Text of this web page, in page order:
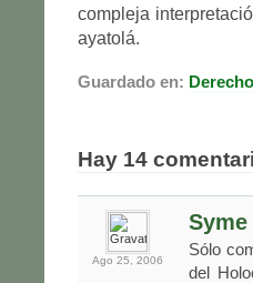
compleja
ayatolá.
Guardado en:
Hay 14
Ago 25, 2006
Syme
Sólo
del